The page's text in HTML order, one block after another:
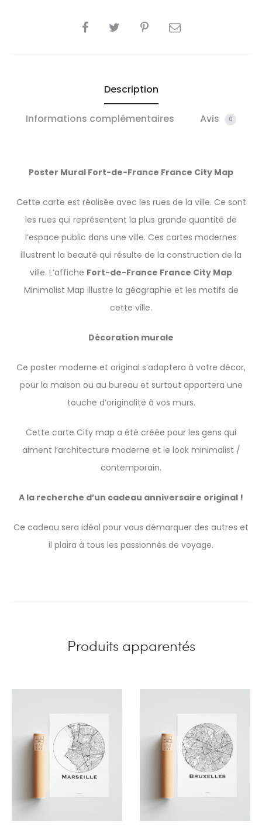
SHARE
Description
Informations complémentaires Avis 0
Poster Mural Fort-de-France France City Map
Cette carte est réalisée avec les rues de la ville. Ce sont
les rues qui représentent la plus grande quantité de
l’espace public dans une ville. Ces cartes modernes
illustrent la beauté qui résulte de la construction de la
ville. L’affiche Fort-de-France France City Map
Minimalist Map illustre la géographie et les motifs de
cette ville.
Décoration murale
Ce poster moderne et original s’adaptera à votre décor,
pour la maison ou au bureau et surtout apportera une
touche d’originalité à vos murs.
Cette carte City map a été créée pour les gens qui
aiment l’architecture moderne et le look minimalist /
contemporain.
A la recherche d’un cadeau anniversaire original !
Ce cadeau sera idéal pour vous démarquer des autres et
il plaira à tous les passionnés de voyage.
Produits apparentés